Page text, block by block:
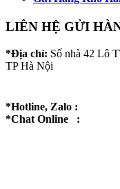
LIÊN HỆ GỬI
*Địa chỉ: Số nhà 42 Lô
TP Hà Nội
*Hotline, Zalo :
*Chat Online :